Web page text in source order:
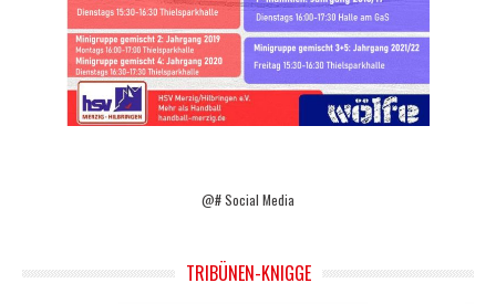
@# Social Media
TRIBÜNEN-KNIGGE